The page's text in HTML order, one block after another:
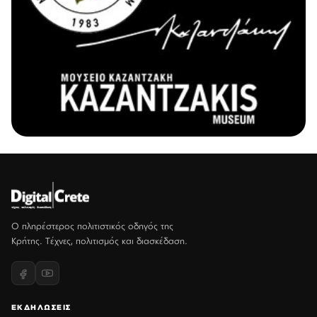
Ο πληρέστερος πολιτιστικός οδηγός της
Κρήτης. Τέχνες, πολιτισμός και διασκέδαση.
ΕΚΔΗΛΩΣΕΙΣ